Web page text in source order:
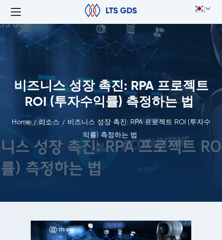
비즈니스 성장 촉진: RPA 프로젝트
ROI (투자수익률) 측정하는 법
Home 리소스
비즈니스 성장 촉진: RPA 프로젝트 ROI (투자수
익률) 측정하는 법